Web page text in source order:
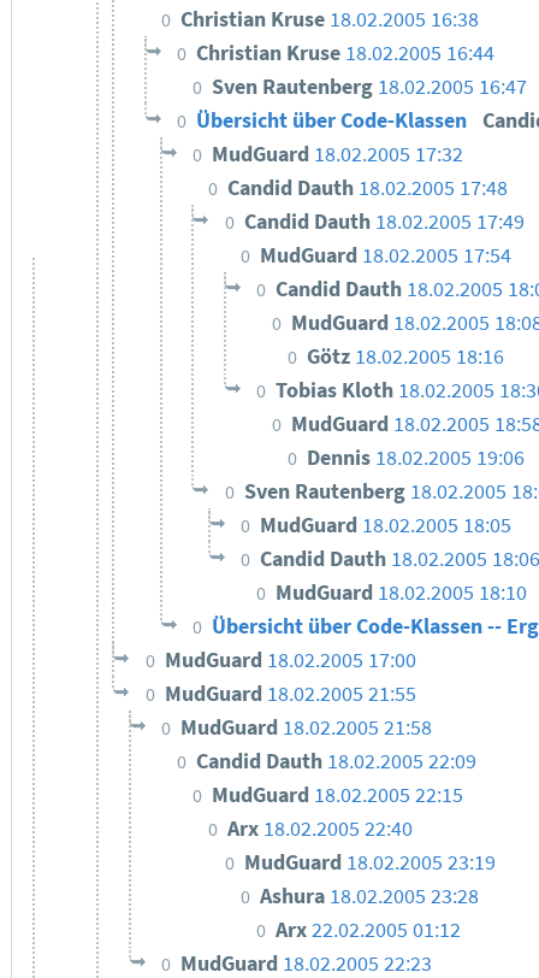
0 Christian Kruse 18.02.2005 16:38
0 Christian Kruse 18.02.2005 16:44
0 Sven Rautenberg 18.02.2005 16:47
0 Übersicht über Code-Klassen
0 MudGuard 18.02.2005 17:32
0 Candid Dauth 18.02.2005 17:48
0 Candid Dauth 18.02.2005 17:49
0 MudGuard 18.02.2005 17:54
0 Candid Dauth 18.02.2005
0 MudGuard 18.02.2005
0 Götz 18.02.2005 18:16
0 Tobias Kloth 18.02.2005
0 MudGuard 18.02.2005
0 Dennis 18.02.2005 19:06
0 Sven Rautenberg 18.02.2005
0 MudGuard 18.02.2005 18:05
0 Candid Dauth 18.02.2005 18:06
0 MudGuard 18.02.2005 18:10
0 Übersicht über Code-Klassen --
0 MudGuard 18.02.2005 17:00
0 MudGuard 18.02.2005 21:55
0 MudGuard 18.02.2005 21:58
0 Candid Dauth 18.02.2005 22:09
0 MudGuard 18.02.2005 22:15
0 Arx 18.02.2005 22:40
0 MudGuard 18.02.2005 23:19
0 Ashura 18.02.2005 23:28
0 Arx22.02.2005 01:12
0 MudGuard 18.02.2005 22:23